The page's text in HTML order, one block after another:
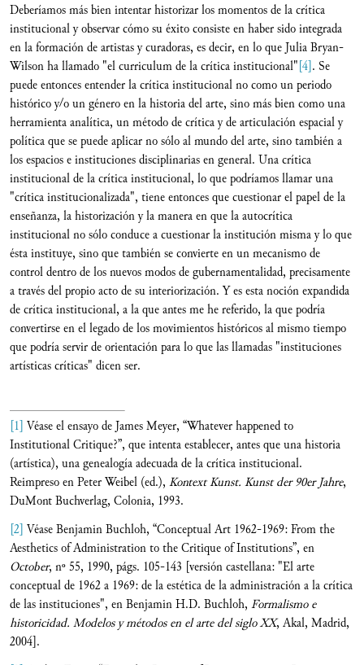
Deberíamos más bien intentar historizar los momentos de la crítica
institucional y observar cómo su éxito consiste en haber sido integrada
en la formación de artistas y curadoras, es decir, en lo que Julia Bryan-
Wilson ha llamado "el curriculum de la crítica institucional"[4]. Se
puede entonces entender la crítica institucional no como un periodo
histórico y/o un género en la historia del arte, sino más bien como una
herramienta analítica, un método de crítica y de articulación espacial y
política que se puede aplicar no sólo al mundo del arte, sino también a
los espacios e instituciones disciplinarias en general. Una crítica
institucional de la crítica institucional, lo que podríamos llamar una
"crítica institucionalizada", tiene entonces que cuestionar el papel de la
enseñanza, la historización y la manera en que la autocrítica
institucional no sólo conduce a cuestionar la institución misma y lo que
ésta instituye, sino que también se convierte en un mecanismo de
control dentro de los nuevos modos de gubernamentalidad, precisamente
a través del propio acto de su interiorización. Y es esta noción expandida
de crítica institucional, a la que antes me he referido, la que podría
convertirse en el legado de los movimientos históricos al mismo tiempo
que podría servir de orientación para lo que las llamadas "instituciones
artísticas críticas" dicen ser.
[1] Véase el ensayo de James Meyer, “Whatever happened to
Institutional Critique?”, que intenta establecer, antes que una historia
(artística), una genealogía adecuada de la crítica institucional.
Reimpreso en Peter Weibel (ed.), Kontext Kunst. Kunst der 90er Jahre,
DuMont Buchverlag, Colonia, 1993.
[2] Véase Benjamin Buchloh, “Conceptual Art 1962-1969: From the
Aesthetics of Administration to the Critique of Institutions”, en
October, nº 55, 1990, págs. 105-143 [versión castellana: "El arte
conceptual de 1962 a 1969: de la estética de la administración a la crítica
de las instituciones", en Benjamin H.D. Buchloh, Formalismo e
historicidad. Modelos y métodos en el arte del siglo XX, Akal, Madrid,
2004].